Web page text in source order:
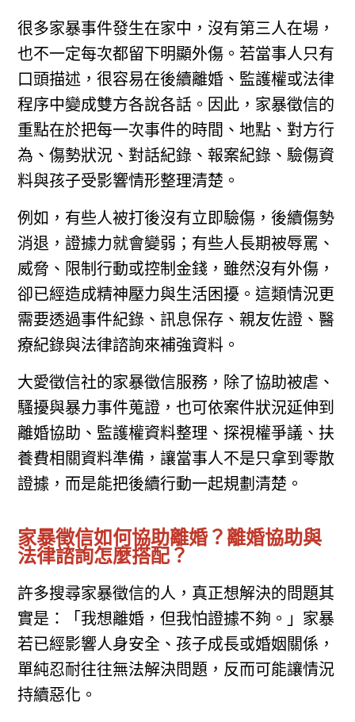
很多家暴事件發生在家中，沒有第三人在場，
也不一定每次都留下明顯外傷。若當事人只有
口頭描述，很容易在後續離婚、監護權或法律
程序中變成雙方各說各話。因此，家暴徵信的
重點在於把每一次事件的時間、地點、對方行
為、傷勢狀況、對話紀錄、報案紀錄、驗傷資
料與孩子受影響情形整理清楚。
例如，有些人被打後沒有立即驗傷，後續傷勢
消退，證據力就會變弱；有些人長期被辱罵、
威脅、限制行動或控制金錢，雖然沒有外傷，
卻已經造成精神壓力與生活困擾。這類情況更
需要透過事件紀錄、訊息保存、親友佐證、醫
療紀錄與法律諮詢來補強資料。
大愛徵信社的家暴徵信服務，除了協助被虐、
騷擾與暴力事件蒐證，也可依案件狀況延伸到
離婚協助、監護權資料整理、探視權爭議、扶
養費相關資料準備，讓當事人不是只拿到零散
證據，而是能把後續行動一起規劃清楚。
家暴徵信如何協助離婚？離婚協助與
法律諮詢怎麼搭配？
許多搜尋家暴徵信的人，真正想解決的問題其
實是：「我想離婚，但我怕證據不夠。」家暴
若已經影響人身安全、孩子成長或婚姻關係，
單純忍耐往往無法解決問題，反而可能讓情況
持續惡化。